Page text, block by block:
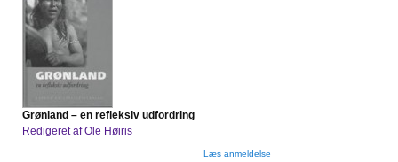
Grønland – en refleksiv udfordring
Redigeret af Ole Høiris
Læs anmeldelse